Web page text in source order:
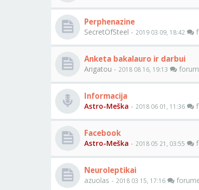
Perphenazine
SecretOfSteel - 2019 03 09, 18:42
Anketa bakalauro ir darbui
Arigatou - 2018 08 16, 19:13
Informacija
Astro-Meška - 2018 06 01, 11:36
Facebook
Astro-Meška - 2018 05 21, 03:55
Neuroleptikai
azuolas - 2018 03 15, 17:16